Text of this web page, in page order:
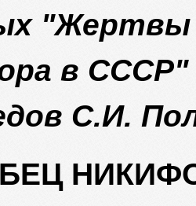
"Жертвы
в
С.И.